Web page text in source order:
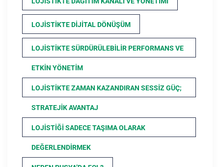
LOJISTIKTE DIJITAL DÖNÜŞÜM
LOJISTIKTE SÜRDÜRÜLEBILIR PERFORMANS VE
ETKIN YÖNETIM
LOJISTIKTE ZAMAN KAZANDIRAN SESSIZ GÜÇ;
STRATEJIK AVANTAJ
LOJISTIĞI SADECE TAŞIMA OLARAK
DEĞERLENDIRMEK